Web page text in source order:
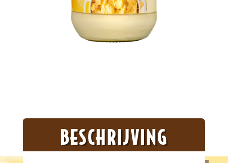
BESCHRIJVING